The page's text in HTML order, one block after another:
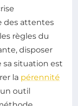
des attentes
règles du
disposer
sa situation est
la pérennité
un outil